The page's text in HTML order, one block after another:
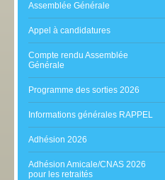
Assemblée Générale
Appel à candidatures
Compte rendu Assemblée
Générale
Programme des sorties 2026
Informations générales RAPPEL
Adhésion 2026
Adhésion Amicale/CNAS 2026
pour les retraités